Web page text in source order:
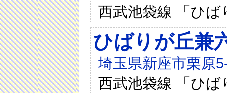
西武池袋線 「ひ
ひばりが丘兼
埼玉県新座市栗原
西武池袋線 「ひ